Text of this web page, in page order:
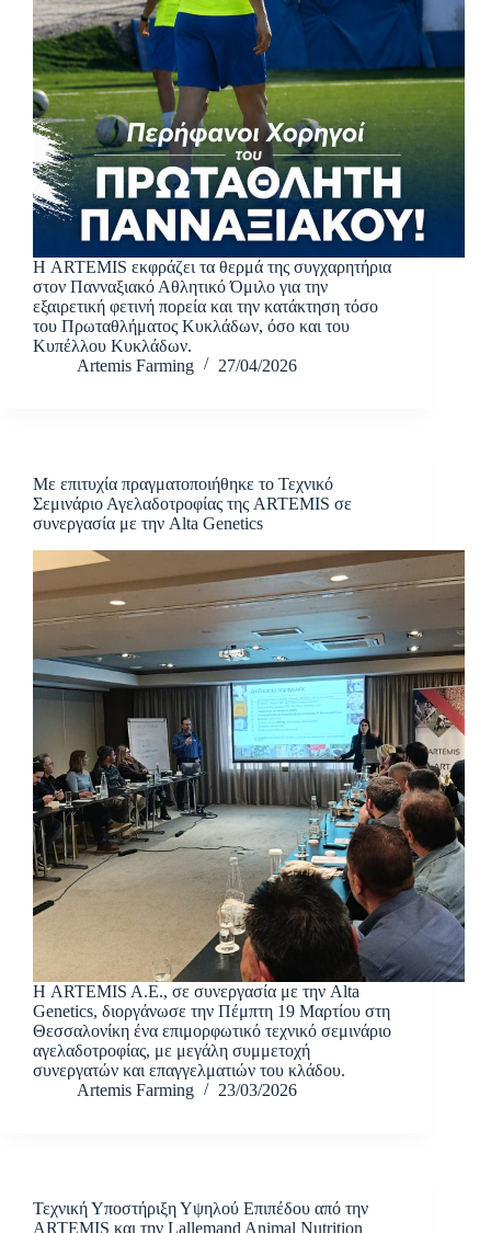
Η ARTEMIS εκφράζει τα θερμά της συγχαρητήρια
στον Πανναξιακό Αθλητικό Όμιλο για την
εξαιρετική φετινή πορεία και την κατάκτηση τόσο
του Πρωταθλήματος Κυκλάδων, όσο και του
Κυπέλλου Κυκλάδων.
Artemis Farming
27/04/2026
Με επιτυχία πραγματοποιήθηκε το Τεχνικό
Σεμινάριο Αγελαδοτροφίας της ARTEMIS σε
συνεργασία με την Alta Genetics
Η ARTEMIS A.E., σε συνεργασία με την Alta
Genetics, διοργάνωσε την Πέμπτη 19 Μαρτίου στη
Θεσσαλονίκη ένα επιμορφωτικό τεχνικό σεμινάριο
αγελαδοτροφίας, με μεγάλη συμμετοχή
συνεργατών και επαγγελματιών του κλάδου.
Artemis Farming
23/03/2026
Τεχνική Υποστήριξη Υψηλού Επιπέδου από την
ΑRTEMIS και την Lallemand Animal Nutrition